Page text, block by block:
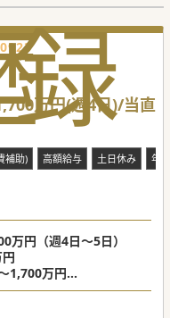
録
万円(週4日)/当直
補助) 高額給与 土日休み 年
万円（週4日～5日）
1,700万円
2,100万円